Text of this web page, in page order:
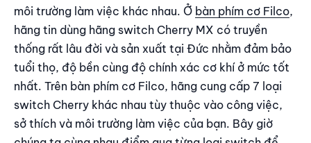
môi trường làm việc khác nhau. Ở bàn phím cơ Filco,
hãng tin dùng hãng switch Cherry MX có truyền
thống rất lâu đời và sản xuất tại Đức nhằm đảm bảo
tuổi thọ, độ bền cùng độ chính xác cơ khí ở mức tốt
nhất. Trên bàn phím cơ Filco, hãng cung cấp 7 loại
switch Cherry khác nhau tùy thuộc vào công việc,
sở thích và môi trường làm việc của bạn. Bây giờ